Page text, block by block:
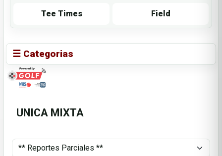
Tee Times Field
☰ Categorias
UNICA MIXTA